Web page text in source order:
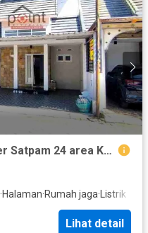
Rumah Bagus 2 Lantai Cluster Satpam 24 area Kampus UMS
·Halaman·Rumah jaga·Listrik
Lihat detail